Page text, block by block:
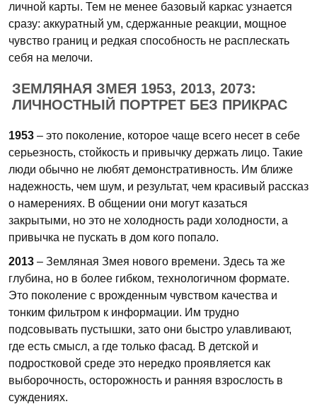
личной карты. Тем не менее базовый каркас узнается
сразу: аккуратный ум, сдержанные реакции, мощное
чувство границ и редкая способность не расплескать
себя на мелочи.
ЗЕМЛЯНАЯ ЗМЕЯ 1953, 2013, 2073:
ЛИЧНОСТНЫЙ ПОРТРЕТ БЕЗ ПРИКРАС
1953 – это поколение, которое чаще всего несет в себе
серьезность, стойкость и привычку держать лицо. Такие
люди обычно не любят демонстративность. Им ближе
надежность, чем шум, и результат, чем красивый рассказ
о намерениях. В общении они могут казаться
закрытыми, но это не холодность ради холодности, а
привычка не пускать в дом кого попало.
2013 – Земляная Змея нового времени. Здесь та же
глубина, но в более гибком, технологичном формате.
Это поколение с врожденным чувством качества и
тонким фильтром к информации. Им трудно
подсовывать пустышки, зато они быстро улавливают,
где есть смысл, а где только фасад. В детской и
подростковой среде это нередко проявляется как
выборочность, осторожность и ранняя взрослость в
суждениях.